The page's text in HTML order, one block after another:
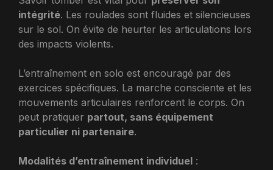
intégrité. Les roulades sont fluides et silencieuses
sur le sol. On évite de heurter les articulations lors
des impacts violents.
L’entraînement en solo est encouragé par des
exercices spécifiques. La marche consciente et les
mouvements articulaires renforcent le corps. On
peut pratiquer partout, sans équipement
particulier ni partenaire.
Modalités d’entraînement individuel :